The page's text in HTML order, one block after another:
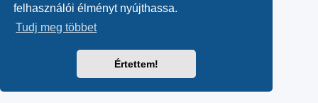
felhasználói élményt nyújthassa.
Tudj meg többet
Értettem!